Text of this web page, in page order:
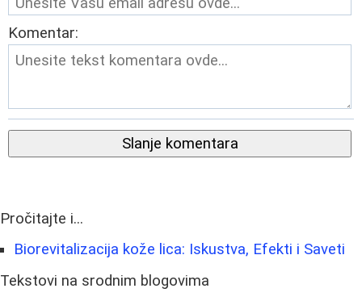
Komentar:
Slanje komentara
Pročitajte i...
Biorevitalizacija kože lica: Iskustva, Efekti i Saveti
Tekstovi na srodnim blogovima